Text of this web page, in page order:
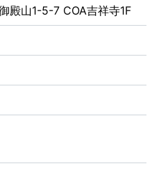
殿山1-5-7 COA吉祥寺1F